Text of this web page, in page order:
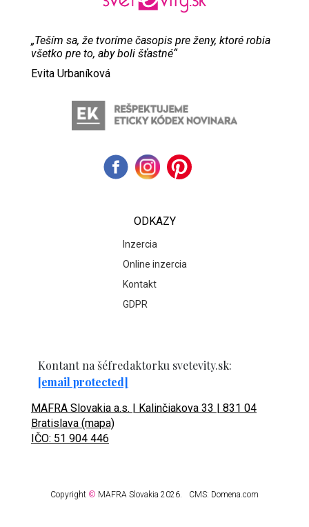
„Teším sa, že tvoríme časopis pre ženy, ktoré robia
všetko pre to, aby boli šťastné“
Evita Urbaníková
ODKAZY
Inzercia
Online inzercia
Kontakt
GDPR
Kontant na šéfredaktorku svetevity.sk:
[email protected]
MAFRA Slovakia a.s. | Kalinčiakova 33 | 831 04
Bratislava (mapa)
IČO: 51 904 446
Copyright © MAFRA Slovakia 2026. CMS: Domena.com